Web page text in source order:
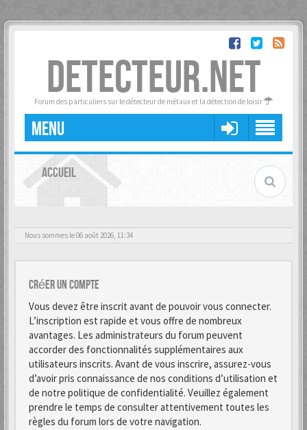
DETECTEUR.NET
Forum des particuliers sur le détecteur de métaux et la détection de loisir
MENU
ACCUEIL
Nous sommes le 06 août 2026, 11:34
Créer un Compte
Vous devez être inscrit avant de pouvoir vous connecter.
L’inscription est rapide et vous offre de nombreux
avantages. Les administrateurs du forum peuvent
accorder des fonctionnalités supplémentaires aux
utilisateurs inscrits. Avant de vous inscrire, assurez-vous
d’avoir pris connaissance de nos conditions d’utilisation et
de notre politique de confidentialité. Veuillez également
prendre le temps de consulter attentivement toutes les
règles du forum lors de votre navigation.